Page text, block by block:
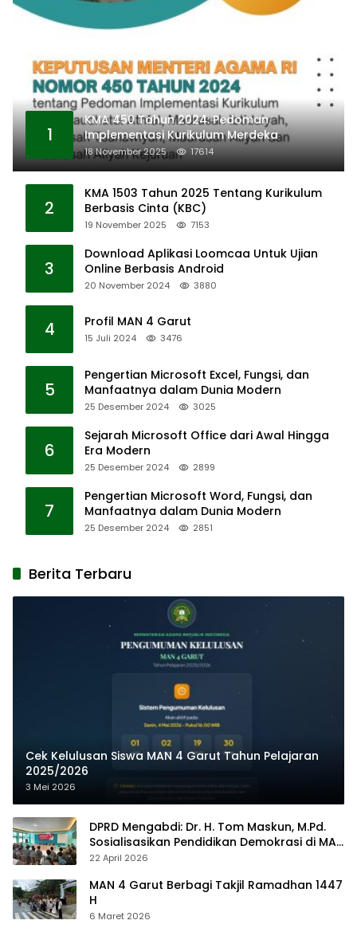
1
KMA 450 Tahun 2024: Pedoman
Implementasi Kurikulum Merdeka
18 November 2025 17614
2
KMA 1503 Tahun 2025 Tentang Kurikulum
Berbasis Cinta (KBC)
19 November 2025 7153
3
Download Aplikasi Loomcaa Untuk Ujian
Online Berbasis Android
20 November 2024 3880
4 Profil MAN 4 Garut
15 Juli 2024 3476
5
Pengertian Microsoft Excel, Fungsi, dan
Manfaatnya dalam Dunia Modern
25 Desember 2024 3025
6
Sejarah Microsoft Office dari Awal Hingga
Era Modern
25 Desember 2024 2899
7
Pengertian Microsoft Word, Fungsi, dan
Manfaatnya dalam Dunia Modern
25 Desember 2024 2851
Berita Terbaru
Cek Kelulusan Siswa MAN 4 Garut Tahun Pelajaran
2025/2026
3 Mei 2026
DPRD Mengabdi: Dr. H. Tom Maskun, M.Pd.
Sosialisasikan Pendidikan Demokrasi di MAN
4 Garut
22 April 2026
MAN 4 Garut Berbagi Takjil Ramadhan 1447
H
6 Maret 2026